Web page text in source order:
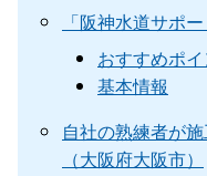
「阪神水道サポ
おすすめポイ
基本情報
自社の熟練者が
（大阪府大阪市）